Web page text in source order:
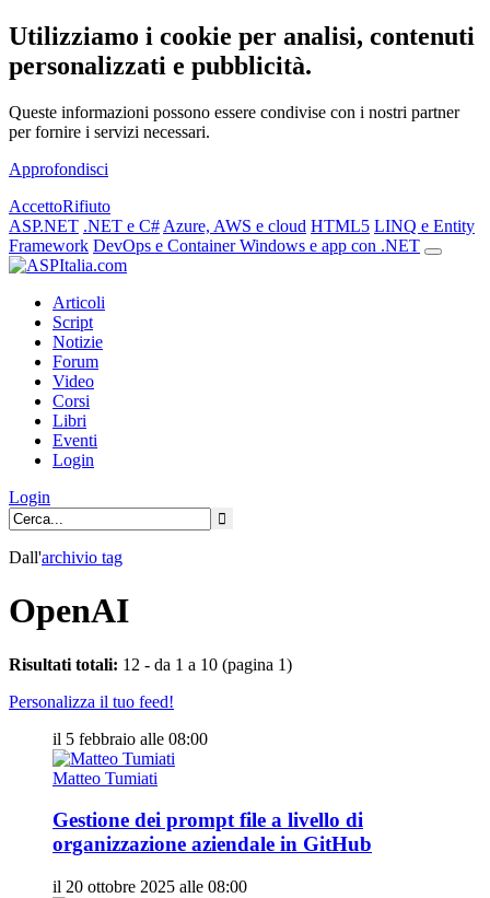
Utilizziamo i cookie per analisi, contenuti
personalizzati e pubblicità.
Queste informazioni possono essere condivise con i nostri partner
per fornire i servizi necessari.
Approfondisci
AccettoRifiuto
ASP.NET .NET e C# Azure, AWS e cloud HTML5 LINQ e Entity
Framework DevOps e ContainerWindows e app con .NET
Articoli
Script
Notizie
Forum
Video
Corsi
Libri
Eventi
Login
Login
Dall'archivio tag
OpenAI
Risultati totali: 12 - da 1 a 10 (pagina 1)
Personalizza il tuo feed!
il 5 febbraio alle 08:00
Matteo Tumiati
Gestione dei prompt file a livello di
organizzazione aziendale in GitHub
il 20 ottobre 2025 alle 08:00